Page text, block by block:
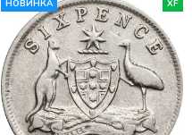
НОВИНКА XF